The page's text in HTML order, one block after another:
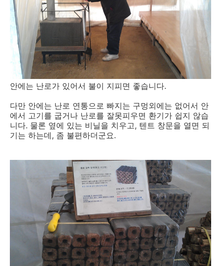
안에는 난로가 있어서 불이 지피면 좋습니다.
다만 안에는 난로 연통으로 빠지는 구멍외에는 없어서 안
에서 고기를 굽거나 난로를 잘못피우면 환기가 쉽지 않습
니다. 물론 옆에 있는 비닐을 치우고, 텐트 창문을 열면 되
기는 하는데, 좀 불편하더군요.